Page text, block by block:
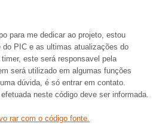
para me dedicar ao projeto, estou
PIC e as ultimas atualizações do
este será responsavel pela
será utilizado em algumas funções
dúvida, é só entrar em contato.
neste código deve ser informada.
rar com o código fonte.